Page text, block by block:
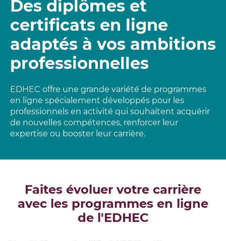
Des diplômes et
certificats en ligne
adaptés à vos ambitions
professionnelles
EDHEC offre une grande variété de programmes
en ligne spécialement développés pour les
professionnels en activité qui souhaitent acquérir
de nouvelles compétences, renforcer leur
expertise ou booster leur carrière.
Faites évoluer votre carrière
avec les programmes en ligne
de l'EDHEC